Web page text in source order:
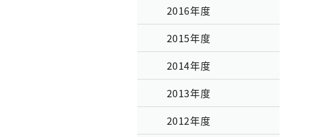
2016年度
2015年度
2014年度
2013年度
2012年度